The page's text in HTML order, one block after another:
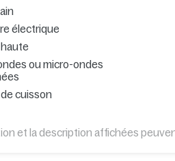
électrique
ou micro-ondes
de cuisson
et la description affichées